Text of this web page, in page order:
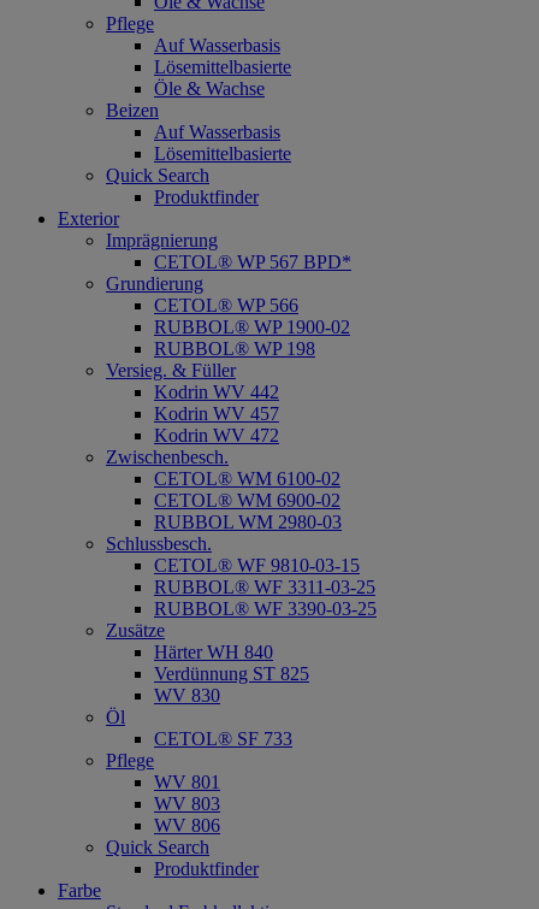
Pflege
Auf Wasserbasis
Lösemittelbasierte
Öle & Wachse
Beizen
Auf Wasserbasis
Lösemittelbasierte
Quick Search
Produktfinder
Exterior
Imprägnierung
CETOL® WP 567 BPD*
Grundierung
CETOL® WP 566
RUBBOL® WP 1900-02
RUBBOL® WP 198
Versieg. & Füller
Kodrin WV 442
Kodrin WV 457
Kodrin WV 472
Zwischenbesch.
CETOL® WM 6100-02
CETOL® WM 6900-02
RUBBOL WM 2980-03
Schlussbesch.
CETOL® WF 9810-03-15
RUBBOL® WF 3311-03-25
RUBBOL® WF 3390-03-25
Zusätze
Härter WH 840
Verdünnung ST 825
WV 830
Öl
CETOL® SF 733
Pflege
WV 801
WV 803
WV 806
Quick Search
Produktfinder
Farbe